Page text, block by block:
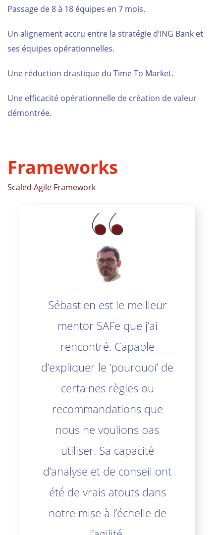
Passage de 8 à 18 équipes en 7 mois.
Un alignement accru entre la stratégie d’ING Bank et
ses équipes opérationnelles.
Une réduction drastique du Time To Market.
Une efficacité opérationnelle de création de valeur
démontrée.
Frameworks
Scaled Agile Framework
Sébastien est le meilleur
mentor SAFe que j’ai
rencontré. Capable
d’expliquer le ‘pourquoi’ de
certaines règles ou
recommandations que
nous ne voulions pas
utiliser. Sa capacité
d’analyse et de conseil ont
été de vrais atouts dans
notre mise à l’échelle de